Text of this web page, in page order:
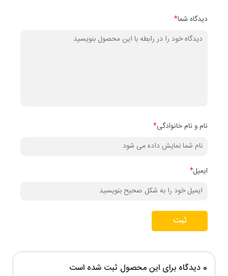
0 دیدگاه برای این محصول ثبت شده است
دیدگاه شما*
نام و نام خانوادگی*
ایمیل*
ثبت